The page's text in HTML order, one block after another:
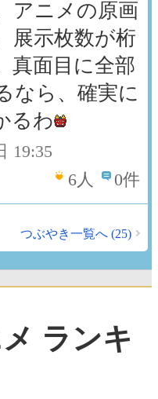
アニメの原画
展示枚数が桁
真面目に全部
なら、確実に
るわ
19:35
6 人 0件
つぶやき一覧へ (25)
ランキ